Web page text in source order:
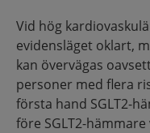
Vid hög
evidensläget oklart,
kan övervägas
personer med flera
första hand SGLT2-
före SGLT2-